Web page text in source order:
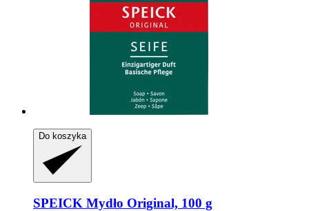
Do koszyka
SPEICK Mydło Original, 100 g